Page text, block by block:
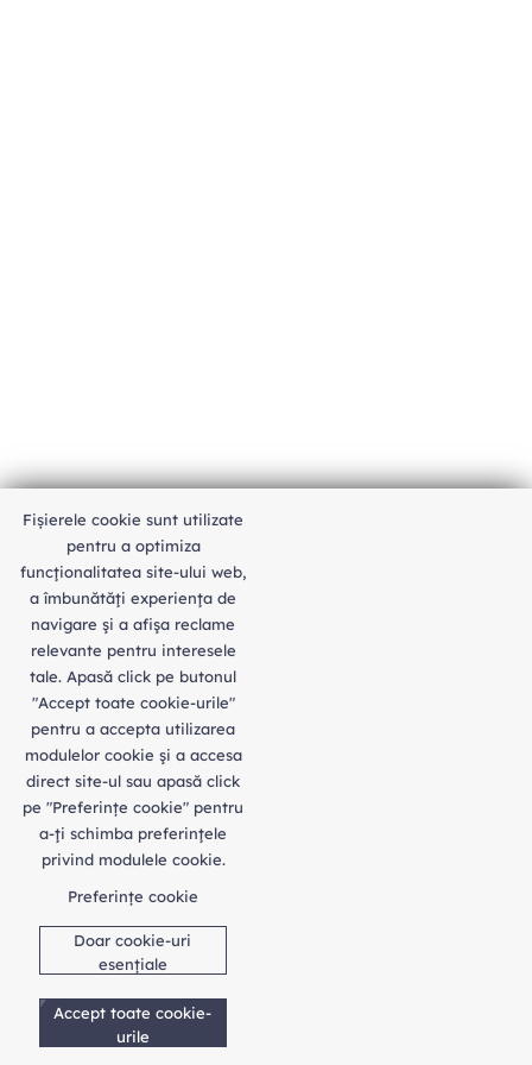
An unexpected error has occurred
Fișierele cookie sunt utilizate
pentru a optimiza
funcţionalitatea site-ului web,
a îmbunătăţi experienţa de
navigare şi a afişa reclame
relevante pentru interesele
tale. Apasă click pe butonul
"Accept toate cookie-urile"
pentru a accepta utilizarea
modulelor cookie şi a accesa
direct site-ul sau apasă click
pe "Preferințe cookie" pentru
a-ţi schimba preferinţele
privind modulele cookie.
Preferințe cookie
Doar cookie-uri
esențiale
Accept toate cookie-
urile